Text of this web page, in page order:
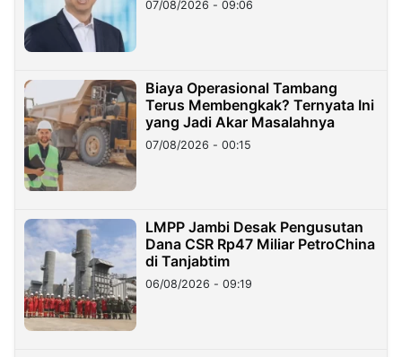
Miliar
07/08/2026 - 09:06
Biaya Operasional Tambang
Terus Membengkak? Ternyata Ini
yang Jadi Akar Masalahnya
07/08/2026 - 00:15
LMPP Jambi Desak Pengusutan
Dana CSR Rp47 Miliar PetroChina
di Tanjabtim
06/08/2026 - 09:19